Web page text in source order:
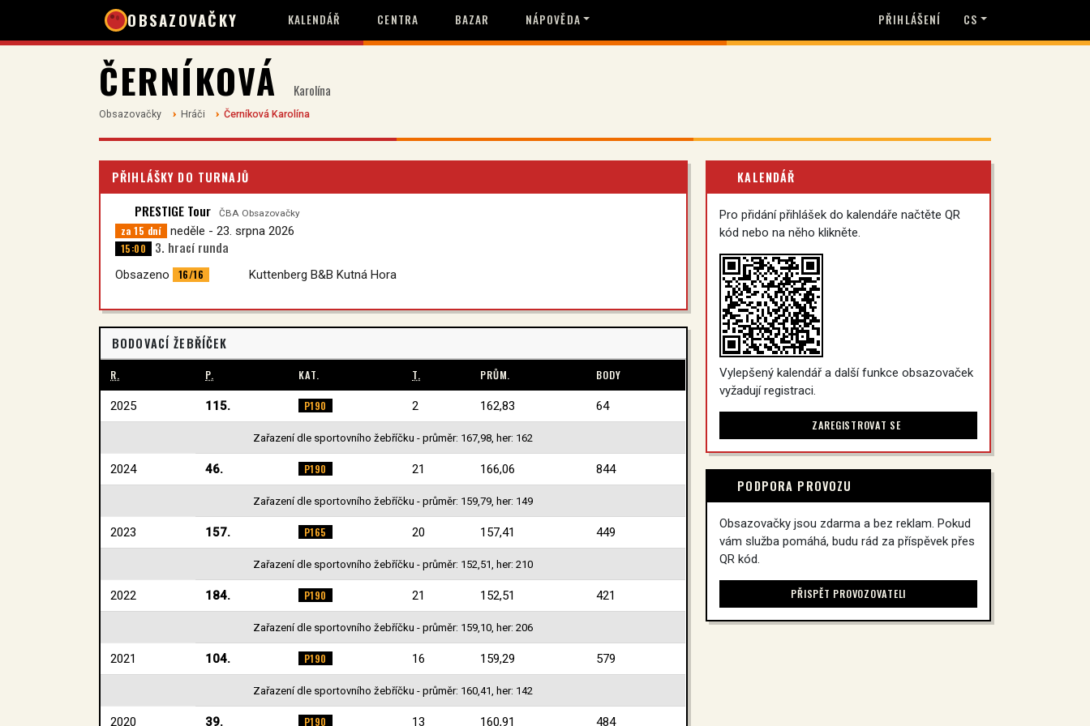
OBSAZOVAČKY KALENDÁŘ CENTRA BAZAR NÁPOVĚDA PŘIHLÁŠENÍ CS
ČERNÍKOVÁ Karolína
Obsazovačky Hráči Černíková Karolína
PŘIHLÁŠKY DO TURNAJŮ
PRESTIGE Tour ČBA Obsazovačky
za 15 dní neděle - 23. srpna 2026
15:00 3. hrací runda
Obsazeno 16/16 Kuttenberg B&B Kutná Hora
BODOVACÍ ŽEBŘÍČEK
R. P. KAT. T. PRŮM. BODY
2025 115. P190 2 162,83 64
Zařazení dle sportovního žebříčku - průměr: 167,98, her: 162
2024 46. P190 21 166,06 844
Zařazení dle sportovního žebříčku - průměr: 159,79, her: 149
2023 157. P165 20 157,41 449
Zařazení dle sportovního žebříčku - průměr: 152,51, her: 210
2022 184. P190 21 152,51 421
Zařazení dle sportovního žebříčku - průměr: 159,10, her: 206
2021 104. P190 16 159,29 579
Zařazení dle sportovního žebříčku - průměr: 160,41, her: 142
2020 39. P190 13 160,91 484
KALENDÁŘ
Pro přidání přihlášek do kalendáře načtěte QR
kód nebo na něho klikněte.
Vylepšený kalendář a další funkce obsazovaček
vyžadují registraci.
ZAREGISTROVAT SE
PODPORA PROVOZU
Obsazovačky jsou zdarma a bez reklam. Pokud
vám služba pomáhá, budu rád za příspěvek přes
QR kód.
PŘISPĚT PROVOZOVATELI